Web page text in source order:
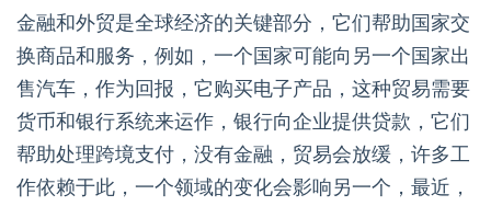
金融和外贸是全球经济的关键部分，它们帮助国家交
换商品和服务，例如，一个国家可能向另一个国家出
售汽车，作为回报，它购买电子产品，这种贸易需要
货币和银行系统来运作，银行向企业提供贷款，它们
帮助处理跨境支付，没有金融，贸易会放缓，许多工
作依赖于此，一个领域的变化会影响另一个，最近，